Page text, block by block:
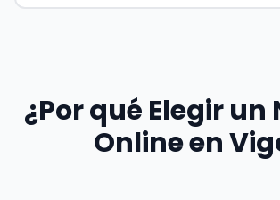
¿Por qué Elegir
Online en